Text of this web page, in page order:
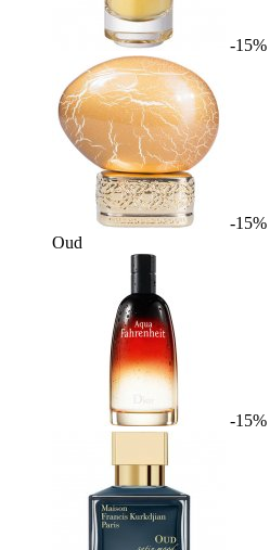
-15%
-15%
Oud
-15%